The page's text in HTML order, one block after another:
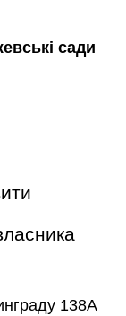
сади
138А